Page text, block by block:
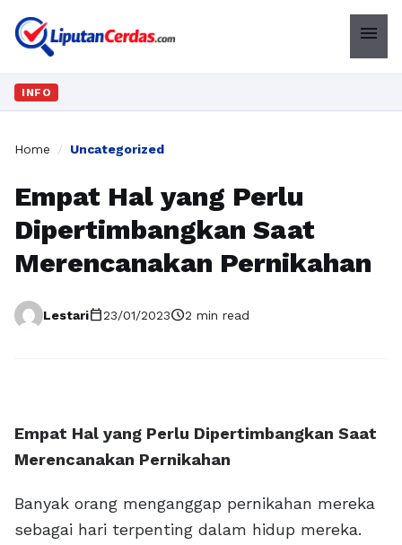
menu
INFO
Home / Uncategorized
Empat Hal yang Perlu
Dipertimbangkan Saat
Merencanakan Pernikahan
Lestaricalendar_today23/01/2023schedule2 min read
Empat Hal yang Perlu Dipertimbangkan Saat
Merencanakan Pernikahan
Banyak orang menganggap pernikahan mereka
sebagai hari terpenting dalam hidup mereka.